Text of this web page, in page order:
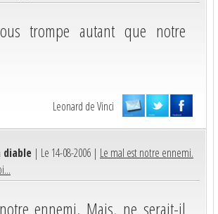
trompe autant que notre
Leonard de Vinci
| Le 14-08-2006 | Le mal est notre ennemi.
ennemi. Mais, ne serait-il